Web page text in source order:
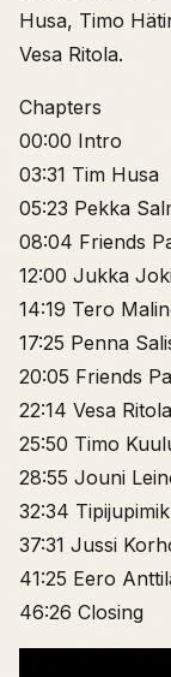
Husa, Timo
Vesa Ritola.
Chapters
00:00 Intro
03:31 Tim Husa
05:23 Pekka
08:04 Friends
12:00 Jukka
14:19 Tero
17:25 Penna
20:05 Friends
22:14 Vesa Ritola
25:50 Timo
28:55 Jouni
32:34
37:31 Jussi
41:25 Eero
46:26 Closing